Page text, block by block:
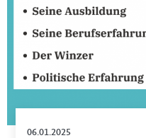
06.01.2025